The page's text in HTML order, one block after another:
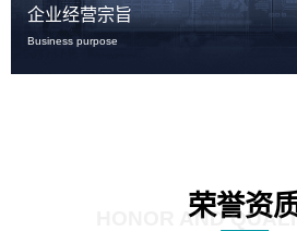
企业经营宗旨
Business purpose
荣誉资
HONOR AND